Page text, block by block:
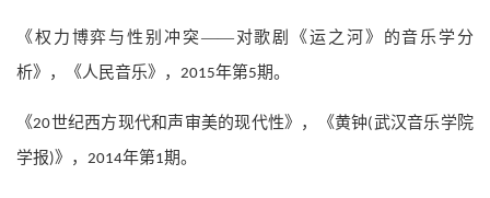
《权力博弈与性别冲突——对歌剧《运之河》的音乐学分
析》，《人民音乐》， 2015年第5期。
《20世纪西方现代和声审美的现代性》，《黄钟(武汉音乐学院
学报)》， 2014年第1期。